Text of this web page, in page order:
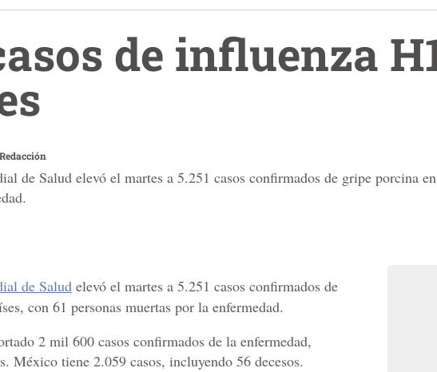
de influenza
Redacción
de Salud elevó el martes a 5.251 casos confirmados de gripe porcina
de Salud elevó el martes a 5.251 casos confirmados de
con 61 personas muertas por la enfermedad.
2 mil 600 casos confirmados de la enfermedad,
México tiene 2.059 casos, incluyendo 56 decesos.